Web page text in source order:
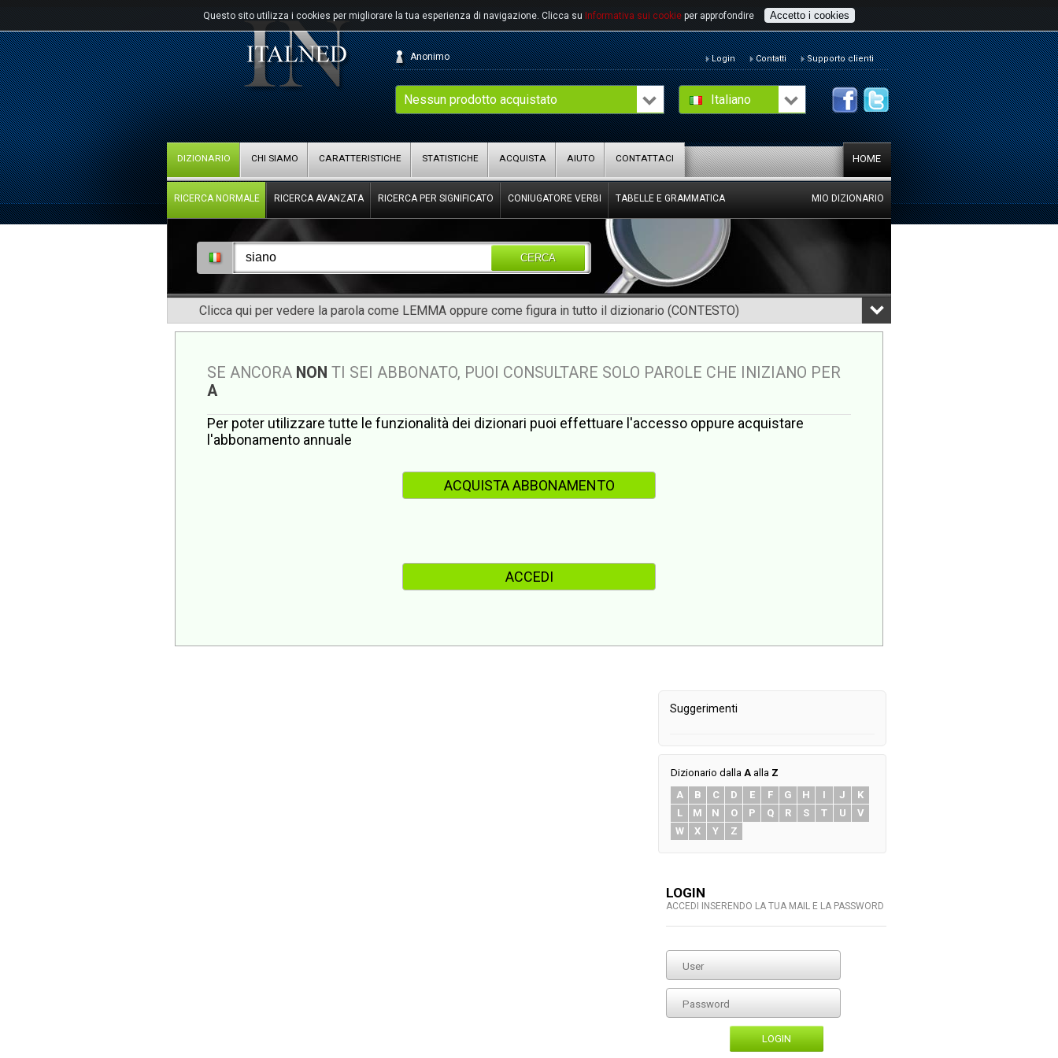
Questo sito utilizza i cookies per migliorare la tua esperienza di navigazione. Clicca su Informativa sui cookie per approfondire Accetto i cookies
Italiano
Nessun prodotto acquistato
Anonimo Login Contatti Supporto clienti
HOME
DIZIONARIO CHI SIAMO CARATTERISTICHE STATISTICHE ACQUISTA AIUTO CONTATTACI
RICERCA NORMALE RICERCA AVANZATA RICERCA PER SIGNIFICATO CONIUGATORE VERBI TABELLE E GRAMMATICA MIO DIZIONARIO
CERCA
Clicca qui per vedere la parola come LEMMA oppure come figura in tutto il dizionario (CONTESTO)
SE ANCORA NON TI SEI ABBONATO, PUOI CONSULTARE SOLO PAROLE CHE INIZIANO PER
A
Per poter utilizzare tutte le funzionalità dei dizionari puoi effettuare l'accesso oppure acquistare
l'abbonamento annuale
ACQUISTA ABBONAMENTO
ACCEDI
Suggerimenti
Dizionario dalla A alla Z
A
B C D E F G H I J
K
L
M N O P Q R S T U
V
W
X Y Z
LOGIN
ACCEDI INSERENDO LA TUA MAIL E LA PASSWORD
LOGIN